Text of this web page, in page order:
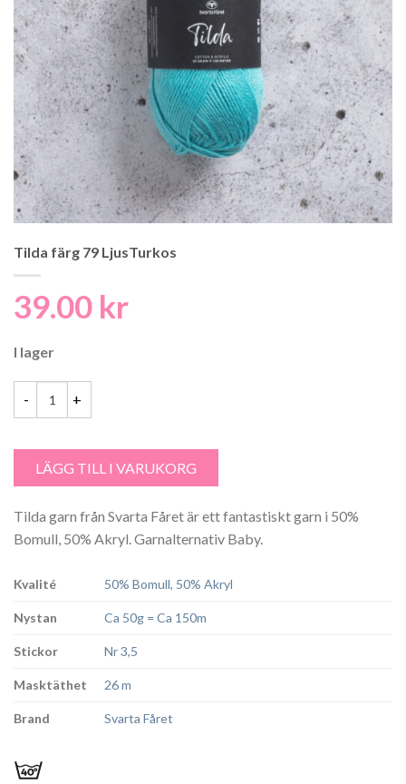
Tilda färg 79 LjusTurkos
39.00 kr
I lager
LÄGG TILL I VARUKORG
Tilda garn från Svarta Fåret är ett fantastiskt garn i 50%
Bomull, 50% Akryl. Garnalternativ Baby.
Kvalité 50% Bomull, 50% Akryl
Nystan Ca 50g = Ca 150m
Stickor Nr 3,5
Masktäthet 26 m
Brand Svarta Fåret